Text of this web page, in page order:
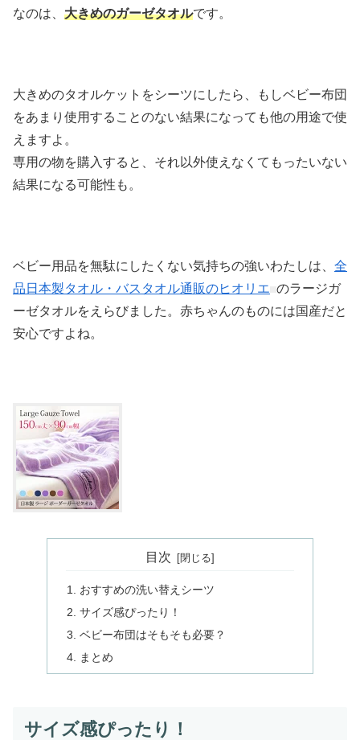
なのは、 大きめのガーゼタオルです。
大きめのタオルケットをシーツにしたら、もしベビー布団
をあまり使用することのない結果になっても他の用途で使
えますよ。
専用の物を購入すると、それ以外使えなくてもったいない
結果になる可能性も。
ベビー用品を無駄にしたくない気持ちの強いわたしは、 全
品日本製タオル・バスタオル通販のヒオリエ のラージガ
ーゼタオルをえらびました。赤ちゃんのものには国産だと
安心ですよね。
目次
おすすめの洗い替えシーツ
サイズ感ぴったり！
ベビー布団はそもそも必要？
まとめ
サイズ感ぴったり！